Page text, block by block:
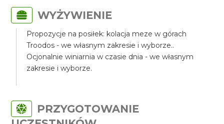
WYŻYWIENIE
Propozycje na posiłek: kolacja meze w górach
Troodos - we własnym zakresie i wyborze..
Ocjonalnie winiarnia w czasie dnia - we własnym
zakresie i wyborze.
PRZYGOTOWANIE